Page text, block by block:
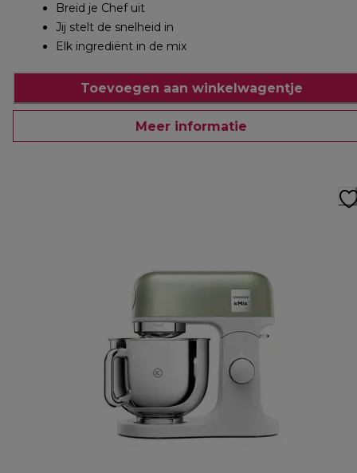
Breid je Chef uit
Jij stelt de snelheid in
Elk ingrediënt in de mix
Toevoegen aan winkelwagentje
Meer informatie